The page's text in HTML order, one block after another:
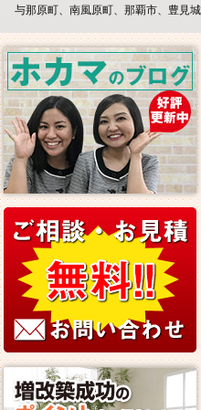
与那原町
南風原町 那覇市 豊見